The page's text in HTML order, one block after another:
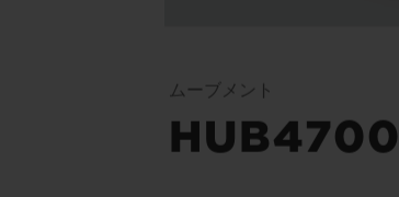
ムーブメント
HUB4700